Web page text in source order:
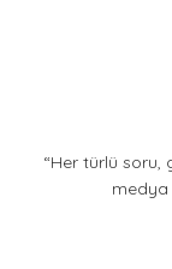
“Her türlü soru,
medya